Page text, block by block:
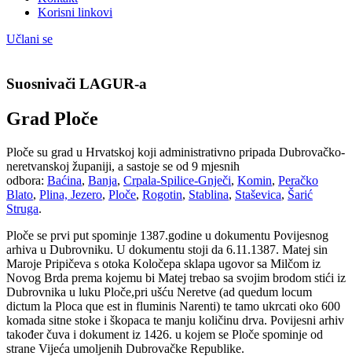
Korisni linkovi
Učlani se
Suosnivači LAGUR-a
Grad Ploče
Ploče su grad u Hrvatskoj koji administrativno pripada Dubrovačko-
neretvanskoj županiji, a sastoje se od 9 mjesnih
odbora: Baćina, Banja, Crpala-Spilice-Gnječi, Komin, Peračko
Blato, Plina, Jezero, Ploče, Rogotin, Stablina, Staševica, Šarić
Struga.
Ploče se prvi put spominje 1387.godine u dokumentu Povijesnog
arhiva u Dubrovniku. U dokumentu stoji da 6.11.1387. Matej sin
Maroje Pripičeva s otoka Koločepa sklapa ugovor sa Milčom iz
Novog Brda prema kojemu bi Matej trebao sa svojim brodom stići iz
Dubrovnika u luku Ploče,pri ušću Neretve (ad quedum locum
dictum la Ploca que est in fluminis Narenti) te tamo ukrcati oko 600
komada sitne stoke i škopaca te manju količinu drva. Povijesni arhiv
također čuva i dokument iz 1426. u kojem se Ploče spominje od
strane Vijeća umoljenih Dubrovačke Republike.